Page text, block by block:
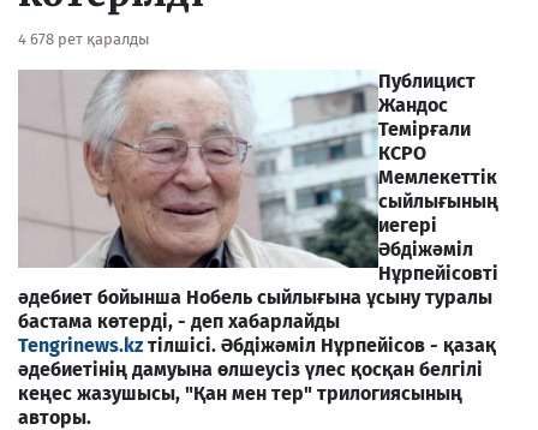
4 678 рет қаралды
Публицист
Жандос
Темірғали
КСРО
Мемлекеттік
сыйлығының
иегері
Әбдіжәміл
Нұрпейісовті
әдебиет бойынша Нобель сыйлығына ұсыну туралы
бастама көтерді, - деп хабарлайды
Tengrinews.kz тілшісі. Әбдіжәміл Нұрпейісов - қазақ
әдебиетінің дамуына өлшеусіз үлес қосқан белгілі
кеңес жазушысы, "Қан мен тер" трилогиясының
авторы.